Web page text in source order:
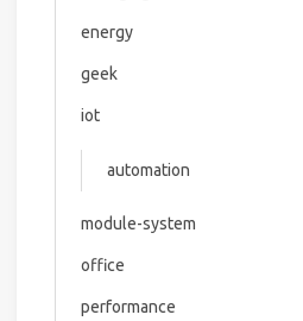
energy
geek
iot
automation
module-system
office
performance